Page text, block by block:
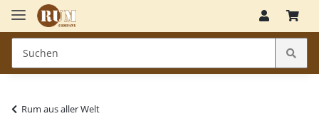
Rum aus aller Welt